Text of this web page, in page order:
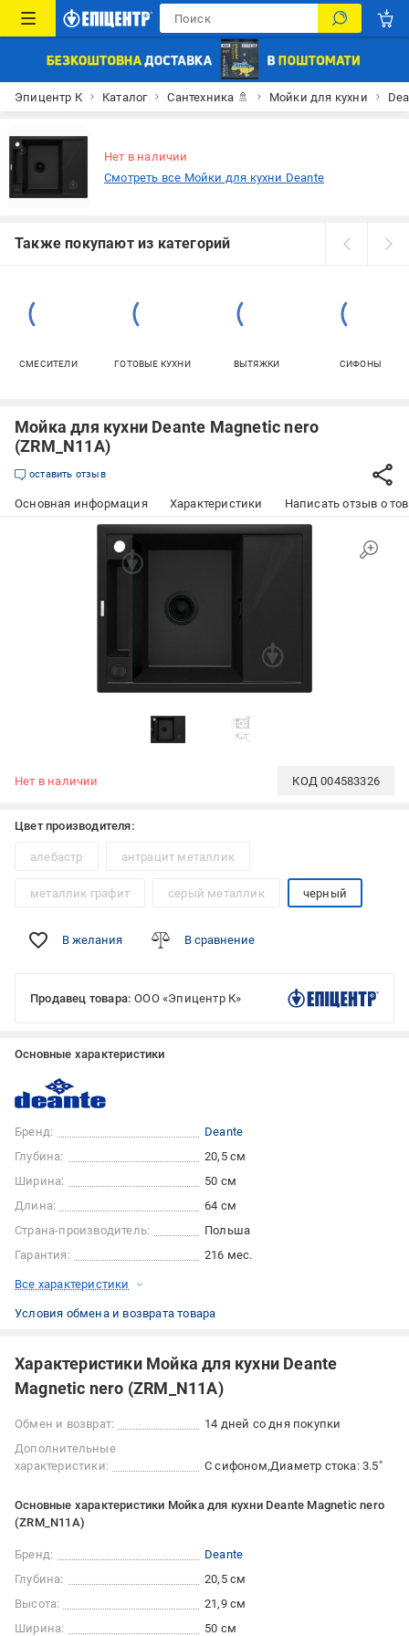
Эпицентр К Каталог Сантехника 🚿 Мойки для кухни
Нет в наличии
Смотреть все Мойки для кухни Deante
Также покупают из категорий
СМЕСИТЕЛИ ГОТОВЫЕ КУХНИ ВЫТЯЖКИ СИФОНЫ
Мойка для кухни Deante Magnetic nero
(ZRM_N11A)
оставить отзыв
Основная информация Характеристики Написать отзыв о
Нет в наличии КОД004583326
Цвет производителя:
алебастр антрацит металлик
металлик графит серый металлик черный
В желания В сравнение
Продавец товара: ООО «Эпицентр К»
Основные характеристики
Бренд:
Deante
Глубина:
20,5 см
Ширина:
50 см
Длина:
64 см
Страна-производитель:
Польша
Гарантия:
216 мес.
Все характеристики
Условия обмена и возврата товара
Характеристики Мойка для кухни Deante
Magnetic nero (ZRM_N11A)
Обмен и возврат:
14 дней со дня покупки
Дополнительные
характеристики:
С сифоном Диаметр стока: 3.5"
Основные характеристики Мойка для кухни Deante Magnetic nero
(ZRM_N11A)
Бренд:
Deante
Глубина:
20,5 см
Высота:
21,9 см
Ширина:
50 см